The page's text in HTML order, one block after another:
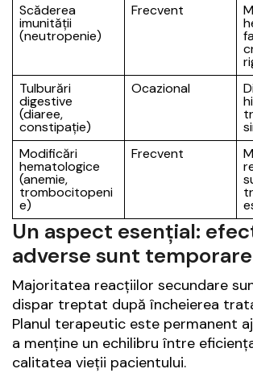
Scăderea
imunității
(neutropenie)
Frecvent
Tulburări
digestive
(diaree,
constipație)
Ocazional
Modificări
hematologice
(anemie,
trombocitopeni
e)
Frecvent
Un aspect esențial:
adverse sunt temporare
Majoritatea reacțiilor secundare
dispar treptat după încheierea
Planul terapeutic este permanent
a menține un echilibru între
calitatea vieții pacientului.